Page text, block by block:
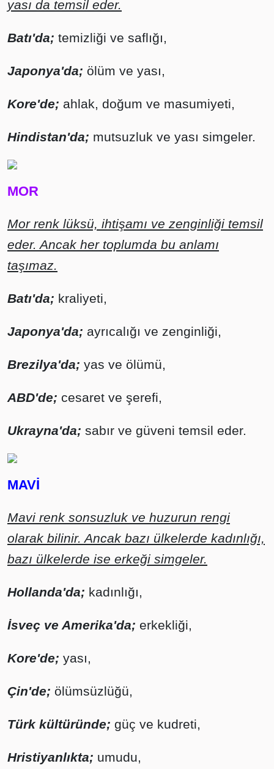
yası da temsil eder.
Batı'da; temizliği ve saflığı,
Japonya'da; ölüm ve yası,
Kore'de; ahlak, doğum ve masumiyeti,
Hindistan'da; mutsuzluk ve yası simgeler.
MOR
Mor renk lüksü, ihtişamı ve zenginliği temsil
eder. Ancak her toplumda bu anlamı
taşımaz.
Batı'da; kraliyeti,
Japonya'da; ayrıcalığı ve zenginliği,
Brezilya'da; yas ve ölümü,
ABD'de; cesaret ve şerefi,
Ukrayna'da; sabır ve güveni temsil eder.
MAVİ
Mavi renk sonsuzluk ve huzurun rengi
olarak bilinir. Ancak bazı ülkelerde kadınlığı,
bazı ülkelerde ise erkeği simgeler.
Hollanda'da; kadınlığı,
İsveç ve Amerika'da; erkekliği,
Kore'de; yası,
Çin'de; ölümsüzlüğü,
Türk kültüründe; güç ve kudreti,
Hristiyanlıkta; umudu,